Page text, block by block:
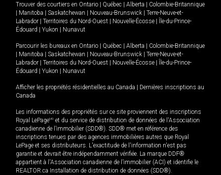
Trouver des courtiers en Ontario Québec Alberta
Colombie-Britannique
Manitoba Saskatchewan Nouveau-Brunswick
Terre-Neuve-et-
Labrador
Territoires du Nord-Ouest Nouvelle-Écosse
Île-du-Prince-
Édouard
Yukon Nunavut
Parcourir les bureaux en Ontario Québec Alberta
Colombie-Britannique
Manitoba Saskatchewan Nouveau-Brunswick
Terre-Neuve-et-
Labrador
Territoires du Nord-Ouest Nouvelle-Écosse
Île-du-Prince-
Édouard
Yukon Nunavut
Afficher les propriétés résidentielles au Canada
Dernières inscriptions au
Canada
Les informations des propriétés sur ce site proviennent des inscriptions
Royal LePageMD et du service de distribution de données de l'Association
canadienne de l’immobilier (SDD®). SDD® met en référence des
inscriptions tenues par des agences immobilières autres que Royal
LePage et ses distributeurs. L'exactitude de l'information n'est pas
garantie et devrait être indépendamment vérifiée. La marque DDF®
appartient à l'Association canadienne de l’immobilier (ACI) et identifie le
REALTOR.ca Installation de distribution de données (SDD®).